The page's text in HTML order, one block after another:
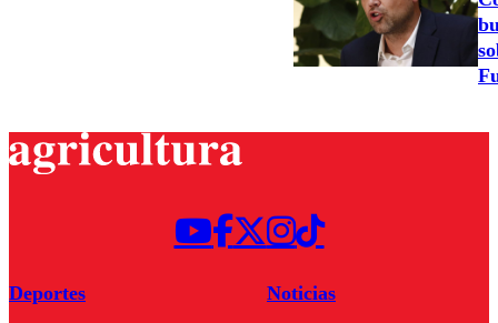
Deportes
Noticias